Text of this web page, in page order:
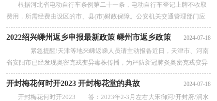
根据河北省电动自行车条例第二十一条，电动自行车登记上牌不收取
费用，所需经费由设区的市、县(市)财政保障。公安机关交通管理部门应
当按照就近、便捷办理的原则，采取增...【查看全部】
2022绍兴嵊州返乡申报最新政策 嵊州市返乡政策 2024-07-18
紧急提醒!天津等地来嵊返嵊人员请主动报备近日，天津市、河南
省安阳市已经发现奥密克戎变异毒株传播，为严防新冠肺炎奥密克戎变异
毒株输入风险，请12月25日以来有天... 【查看全部】
开封梅花何时开2023 开封梅花堂的典故 2024-07-18
开封梅花何时开2023 答：2023年2-3月左右大宋御河/开封府/涧水